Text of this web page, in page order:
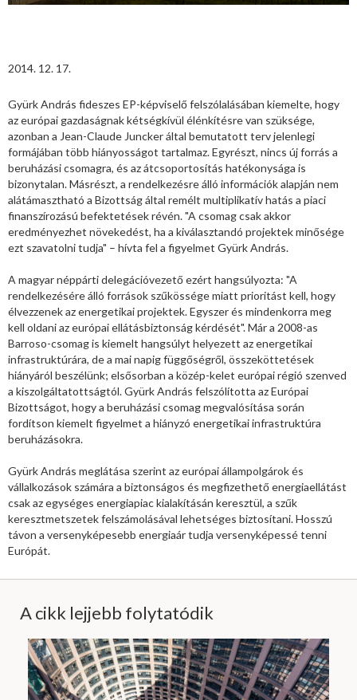
2014. 12. 17.
Gyürk András fideszes EP-képviselő felszólalásában kiemelte, hogy
az európai gazdaságnak kétségkívül élénkítésre van szüksége,
azonban a Jean-Claude Juncker által bemutatott terv jelenlegi
formájában több hiányosságot tartalmaz. Egyrészt, nincs új forrás a
beruházási csomagra, és az átcsoportosítás hatékonysága is
bizonytalan. Másrészt, a rendelkezésre álló információk alapján nem
alátámasztható a Bizottság által remélt multiplikatív hatás a piaci
finanszírozású befektetések révén. "A csomag csak akkor
eredményezhet növekedést, ha a kiválasztandó projektek minősége
ezt szavatolni tudja" – hívta fel a figyelmet Gyürk András.
A magyar néppárti delegációvezető ezért hangsúlyozta: "A
rendelkezésére álló források szűkössége miatt prioritást kell, hogy
élvezzenek az energetikai projektek. Egyszer és mindenkorra meg
kell oldani az európai ellátásbiztonság kérdését". Már a 2008-as
Barroso-csomag is kiemelt hangsúlyt helyezett az energetikai
infrastruktúrára, de a mai napig függőségről, összeköttetések
hiányáról beszélünk; elsősorban a közép-kelet európai régió szenved
a kiszolgáltatottságtól. Gyürk András felszólította az Európai
Bizottságot, hogy a beruházási csomag megvalósítása során
fordítson kiemelt figyelmet a hiányzó energetikai infrastruktúra
beruházásokra.
Gyürk András meglátása szerint az európai állampolgárok és
vállalkozások számára a biztonságos és megfizethető energiaellátást
csak az egységes energiapiac kialakításán keresztül, a szűk
keresztmetszetek felszámolásával lehetséges biztosítani. Hosszú
távon a versenyképesebb energiaár tudja versenyképessé tenni
Európát.
A cikk lejjebb folytatódik